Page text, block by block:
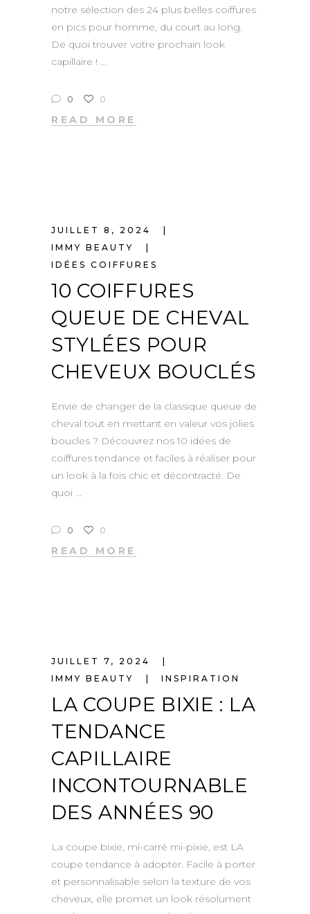
notre sélection des 24 plus belles coiffures
en pics pour homme, du court au long.
De quoi trouver votre prochain look
capillaire !
0 0
READ MORE
JUILLET 8, 2024
IMMY BEAUTY
IDÉES COIFFURES
10 COIFFURES
QUEUE DE CHEVAL
STYLÉES POUR
CHEVEUX BOUCLÉS
Envie de changer de la classique queue de
cheval tout en mettant en valeur vos jolies
boucles ? Découvrez nos 10 idées de
coiffures tendance et faciles à réaliser pour
un look à la fois chic et décontracté. De
quoi
0 0
READ MORE
JUILLET 7, 2024
IMMY BEAUTY
INSPIRATION
LA COUPE BIXIE : LA
TENDANCE
CAPILLAIRE
INCONTOURNABLE
DES ANNÉES 90
La coupe bixie, mi-carré mi-pixie, est LA
coupe tendance à adopter. Facile à porter
et personnalisable selon la texture de vos
cheveux, elle promet un look résolument